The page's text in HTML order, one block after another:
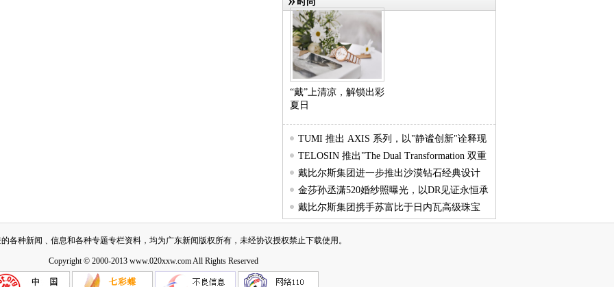
“戴”上清凉，解锁出彩
夏日
TUMI 推出 AXIS 系列，以"静谧创新"诠释现
代生活
TELOSIN 推出"The Dual Transformation 双重
焕变"
戴比尔斯集团进一步推出沙漠钻石经典设计
款式 亮
金莎孙丞潇520婚纱照曝光，以DR见证永恒承
诺戴比尔斯集团携手苏富比于日内瓦高级珠宝
拍卖会呈
各种新闻﹑信息和各种专题专栏资料，均为广东新闻版权所有，未经协议授权禁止下载使用。
Copyright © 2000-2013 www.020xxw.com All Rights Reserved